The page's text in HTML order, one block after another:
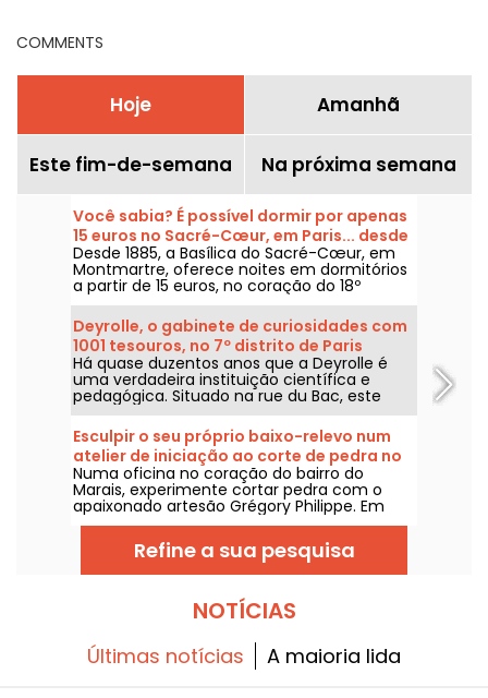
COMMENTS
Hoje Amanhã
Este fim-de-semana Na próxima semana
Você sabia? É possível dormir por apenas
15 euros no Sacré-Cœur, em Paris... desde
que uma condição seja atendida
Desde 1885, a Basílica do Sacré-Cœur, em
Montmartre, oferece noites em dormitórios
a partir de 15 euros, no coração do 18º
arrondissement de Paris. Uma experiência
inusitada que está disponível durante todo o
ano, exceto na Sexta-feira Santa, com uma
condição surpreendente: participar de uma
hora de oração durante a noite.
Deyrolle, o gabinete de curiosidades com
1001 tesouros, no 7º distrito de Paris
Há quase duzentos anos que a Deyrolle é
uma verdadeira instituição científica e
pedagógica. Situado na rue du Bac, este
gabinete de curiosidades é uma verdadeira
mina de ouro para todos: coleccionadores,
entusiastas, famílias, curiosos...
Esculpir o seu próprio baixo-relevo num
atelier de iniciação ao corte de pedra no
Marais
Numa oficina no coração do bairro do
Marais, experimente cortar pedra com o
apaixonado artesão Grégory Philippe. Em
apenas duas horas, torne-se um construtor
por um dia e saia com o seu próprio baixo-
relevo esculpido à mão.
Refine a sua pesquisa
NOTÍCIAS
Últimas notícias A maioria lida